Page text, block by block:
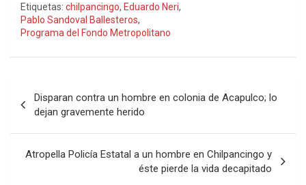
Etiquetas: chilpancingo, Eduardo Neri,
Pablo Sandoval Ballesteros,
Programa del Fondo Metropolitano
de
entradas
Disparan contra un hombre en colonia de Acapulco; lo
dejan gravemente herido
Atropella Policía Estatal a un hombre en Chilpancingo y
éste pierde la vida decapitado